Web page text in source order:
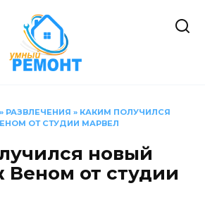
» РАЗВЛЕЧЕНИЯ » КАКИМ ПОЛУЧИЛСЯ
ОТ СТУДИИ МАРВЕЛ
новый
Веном от студии